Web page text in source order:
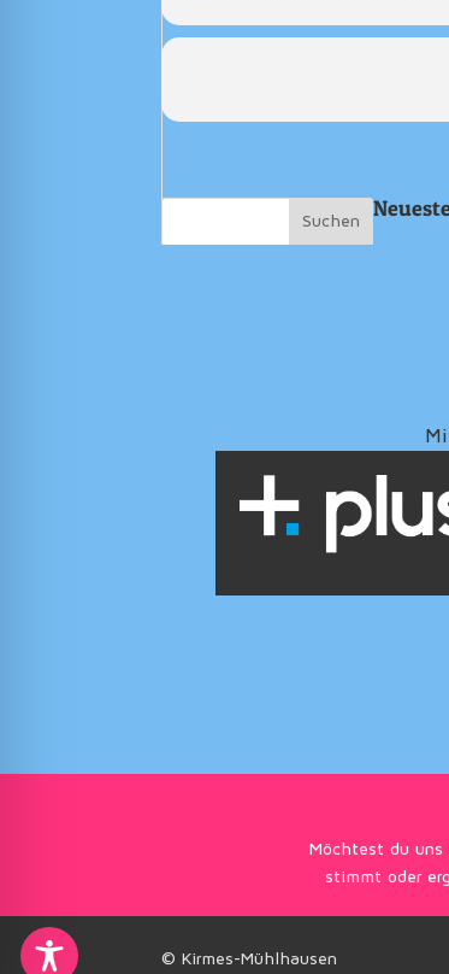
Möchtest du
stimmt oder
© Kirmes-Mühlhausen